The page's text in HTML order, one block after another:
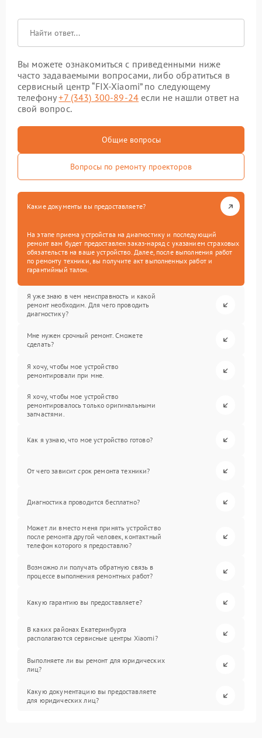
Вы можете ознакомиться с приведенными ниже
часто задаваемыми вопросами, либо обратиться в
сервисный центр “FIX-Xiaomi” по следующему
телефону+7 (343) 300-89-24 если не нашли ответ на
свой вопрос.
Общие вопросы
Вопросы по ремонту проекторов
Какие документы вы предоставляете?
На этапе приема устройства на диагностику и последующий
ремонт вам будет предоставлен заказ-наряд с указанием страховых
обязательств на ваше устройство. Далее, после выполнения работ
по ремонту техники, вы получите акт выполненных работ и
гарантийный талон.
Я уже знаю в чем неисправность и какой
ремонт необходим. Для чего проводить
диагностику?
Мне нужен срочный ремонт. Сможете
сделать?
Я хочу, чтобы мое устройство
ремонтировали при мне.
Я хочу, чтобы мое устройство
ремонтировалось только оригинальными
запчастями.
Как я узнаю, что мое устройство готово?
От чего зависит срок ремонта техники?
Диагностика проводится бесплатно?
Может ли вместо меня принять устройство
после ремонта другой человек, контактный
телефон которого я предоставлю?
Возможно ли получать обратную связь в
процессе выполнения ремонтных работ?
Какую гарантию вы предоставляете?
В каких районах Екатеринбурга
располагаются сервисные центры Xiaomi?
Выполняете ли вы ремонт для юридических
лиц?
Какую документацию вы предоставляете
для юридических лиц?